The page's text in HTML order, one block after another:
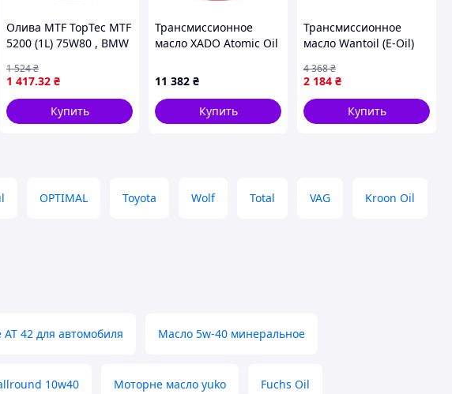
Олива MTF TopTec MTF
5200 (1L) 75W80 , BMW
8322 0403 247, BMW
MTF LT-2, BMW MTF LT-
4, CITROEN B71 2330,
FORD
1 417.32 ₴
1 524₴
Купить
Трансмиссионное
масло XADO Atomic Oil
20 л
11 382 ₴
Купить
Трансмиссионное
масло Wantoil (E-Oil)
работы вашего
автомобиля
2 184 ₴
4 368₴
Купить
OPTIMAL Toyota Wolf Total VAG Kroon Oil
AT 42 для автомобиля Масло 5w-40 минеральное
10w40 Моторне масло yuko Fuchs Oil